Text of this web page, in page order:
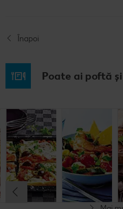
Înapoi
Poate ai poftă și
Budincă
italiană de
orez cu salată
de fructe
Cel mult 60 minute
Simplu
Clătite cu
legume și
mozzarella
Cel mult 30 minute
Simplu